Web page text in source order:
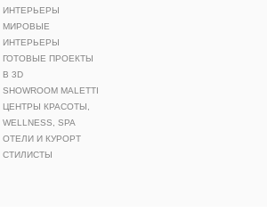
ИНТЕРЬЕРЫ
МИРОВЫЕ
ИНТЕРЬЕРЫ
ГОТОВЫЕ ПРОЕКТЫ
В 3D
SHOWROOM MALETTI
ЦЕНТРЫ КРАСОТЫ,
WELLNESS, SPA
ОТЕЛИ И КУРОРТ
СТИЛИСТЫ